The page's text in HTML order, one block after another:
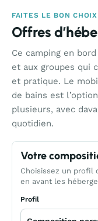
FAITES LE BON CHOIX
Offres
Ce camping en
et aux groupes qui
et pratique. Le
de bains est
plusieurs, avec
quotidien.
Votre
Choisissez un profil
en avant les
Profil